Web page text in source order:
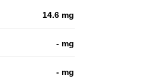
14.6 mg
- mg
- mg